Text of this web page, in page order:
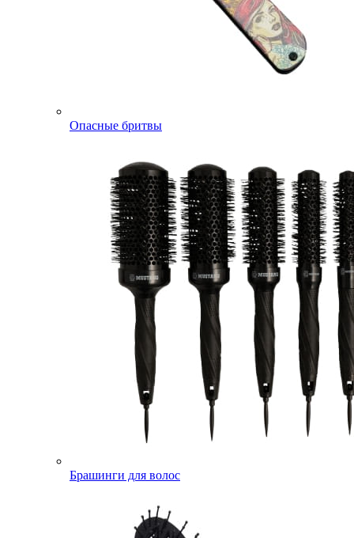
Опасные бритвы
Брашинги для волос